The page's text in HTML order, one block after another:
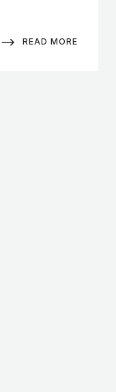
READ MORE